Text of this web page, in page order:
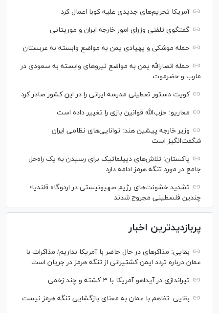
آمریکا تحریم‌های جدیدی علیه کوبا اعمال کرد
گفتگوی تلفنی وزرای امور خارجه ایران و موریتانی
حمله موشکی و پهپادی یمن به مواضع وابسته به عربستان
حمله انصارالله یمن به مواضع نیرو‌های وابسته به سعودی در
مارب و حضرموت
کویت دستور تعطیلی مدرسه ایرانی را در این کشور صادر کرد
معاریو: حزب‌الله قوانین بازی را تغییر داده است
وزیر خارجه پیشین هند: توانایی‌های نظامی ایران
شگفت‌انگیز است
پاکستان: تلاش‌های دیپلماتیک برای رسیدن به یک راه‌حل
جامع در مورد تنگه هرمز ادامه دارد
تشدید خشونت‌های رژیم صهیونیستی در اردوگاه قلندیا؛
چندین فلسطینی مجروح شدند
پربازدیدترین اخبار
بقایی: مذاکره‎ای در حال حاضر با آمریکا نداریم/ مذاکرات با
عمان درباره تردد ایمن کشتیرانی از تنگه هرمز در جریان است
تیراندازی در آیداهو آمریکا با ۳ کشته و چند زخمی
بقایی: تفاهم با عمان به معنای بازگشایی تنگه هرمز نیست